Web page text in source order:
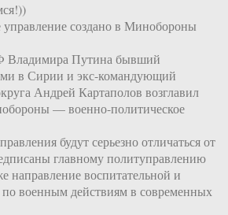
создано в Минобороны
Владимира Путина бывший
в Сирии и экс-командующий
Андрей Картаполов возглавил
— военно-политическое
будут серьезно отличаться от
главному политуправлению
направление воспитательной и
военным действиям в современных